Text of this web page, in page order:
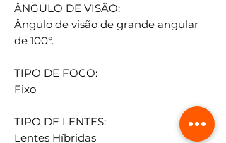
ÂNGULO DE VISÃO:
Ângulo de visão de grande angular
de 100°.
TIPO DE FOCO:
Fixo
TIPO DE LENTES:
Lentes Híbridas